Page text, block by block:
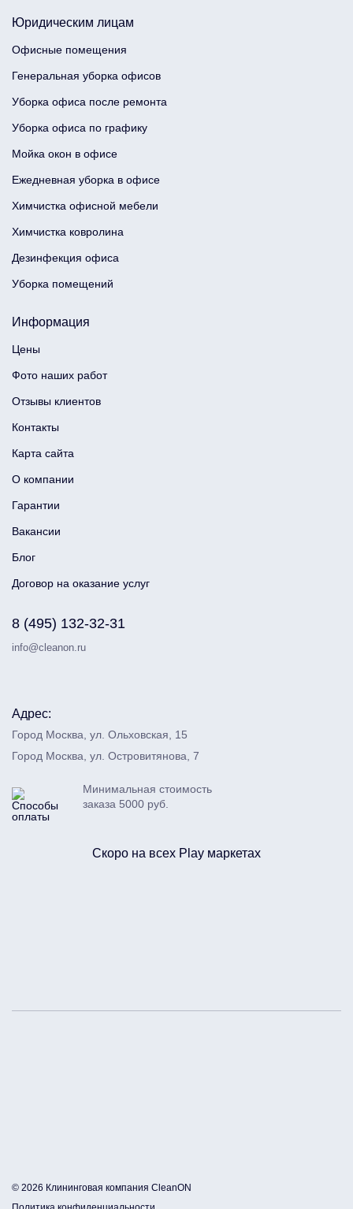
Юридическим лицам
Офисные помещения
Генеральная уборка офисов
Уборка офиса после ремонта
Уборка офиса по графику
Мойка окон в офисе
Ежедневная уборка в офисе
Химчистка офисной мебели
Химчистка ковролина
Дезинфекция офиса
Уборка помещений
Информация
Цены
Фото наших работ
Отзывы клиентов
Контакты
Карта сайта
О компании
Гарантии
Вакансии
Блог
Договор на оказание услуг
8 (495) 132-32-31
info@cleanon.ru
Адрес:
Город Москва, ул. Ольховская, 15
Город Москва, ул. Островитянова, 7
Минимальная стоимость
заказа 5000 руб.
Скоро на всех Play маркетах
© 2026 Клининговая компания CleanON